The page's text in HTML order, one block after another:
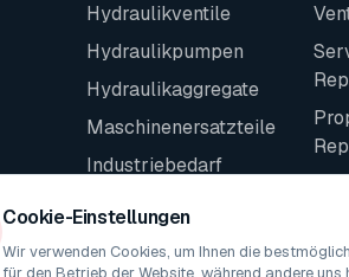
Hydraulikventile
Hydraulikpumpen
Hydraulikaggregate
Maschinenersatzteile
Industriebedarf
Cookie-Einstellungen
Wir verwenden Cookies, um Ihnen die
für den Betrieb der Website, während andere